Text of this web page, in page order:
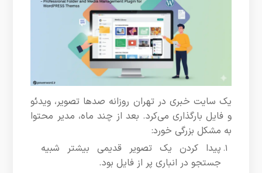
یک سایت خبری در تهران روزانه صدها تصویر، ویدئو
و فایل بارگذاری می‌کرد. بعد از چند ماه، مدیر محتوا
به مشکل بزرگی خورد:
پیدا کردن یک تصویر قدیمی بیشتر شبیه
جستجو در انباری پر از فایل بود.